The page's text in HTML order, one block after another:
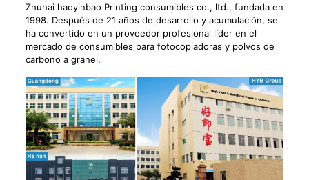
Zhuhai haoyinbao Printing consumibles co., ltd., fundada en
1998. Después de 21 años de desarrollo y acumulación, se
ha convertido en un proveedor profesional líder en el
mercado de consumibles para fotocopiadoras y polvos de
carbono a granel.